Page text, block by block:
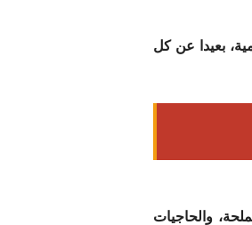
بعيدا عن كل
والحاجيات